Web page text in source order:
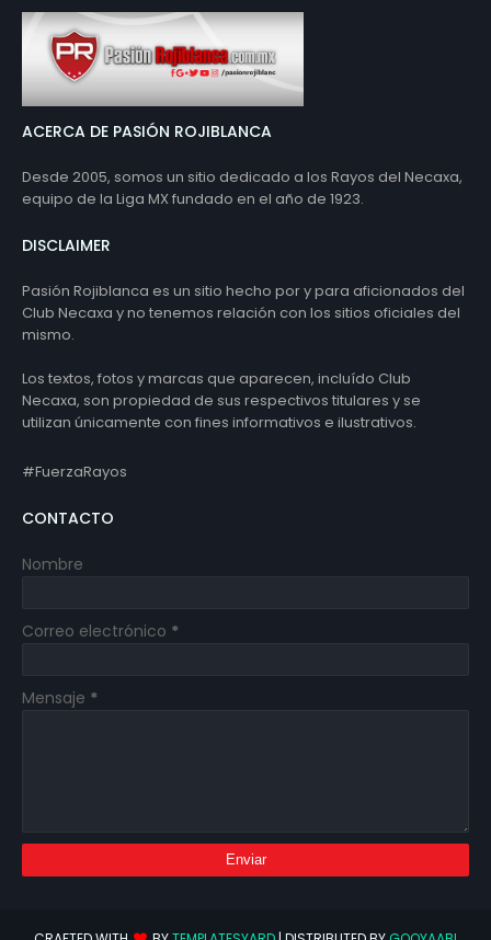
ACERCA DE PASIÓN ROJIBLANCA
Desde 2005, somos un sitio dedicado a los Rayos del Necaxa,
equipo de la Liga MX fundado en el año de 1923.
DISCLAIMER
Pasión Rojiblanca es un sitio hecho por y para aficionados del
Club Necaxa y no tenemos relación con los sitios oficiales del
mismo.
Los textos, fotos y marcas que aparecen, incluído Club
Necaxa, son propiedad de sus respectivos titulares y se
utilizan únicamente con fines informativos e ilustrativos.
#FuerzaRayos
CONTACTO
Nombre
Correo electrónico *
Mensaje *